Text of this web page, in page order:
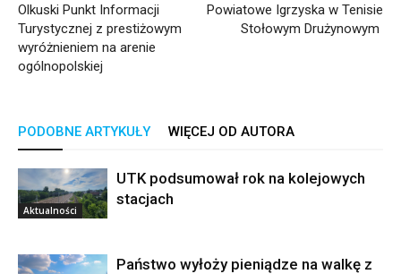
Olkuski Punkt Informacji
Turystycznej z prestiżowym
wyróżnieniem na arenie
ogólnopolskiej
Powiatowe Igrzyska w Tenisie
Stołowym Drużynowym
PODOBNE ARTYKUŁY WIĘCEJ OD AUTORA
Aktualności
UTK podsumował rok na kolejowych
stacjach
Państwo wyłoży pieniądze na walkę z